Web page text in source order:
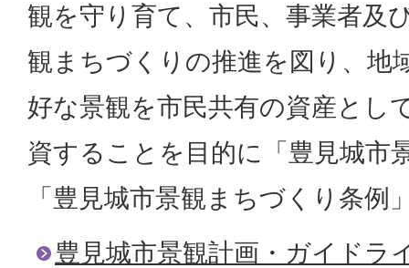
観を守り育て、市民、事業者及
観まちづくりの推進を図り、地
好な景観を市民共有の資産とし
資することを目的に「豊見城市
「豊見城市景観まちづくり条例
豊見城市景観計画・ガイドラ